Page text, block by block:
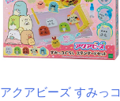
アクアビーズ すみっコ